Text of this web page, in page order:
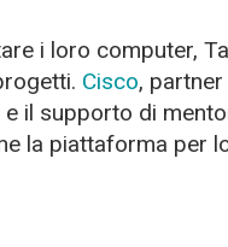
i loro computer,
Cisco,
il supporto di
la piattaforma per